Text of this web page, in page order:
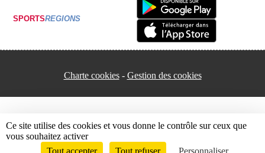
SPORTSREGIONS
Charte cookies Gestion des cookies
Ce site utilise des cookies et vous donne le contrôle sur ceux que
vous souhaitez activer
Tout accepter
Tout refuser Personnaliser